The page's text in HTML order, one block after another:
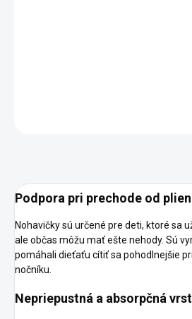
Podpora pri prechode od
Nohavičky sú určené pre deti, ktoré sa
ale občas môžu mať ešte nehody. Sú
pomáhali dieťaťu cítiť sa pohodlnejšie
nočníku.
Nepriepustná a absorpčná